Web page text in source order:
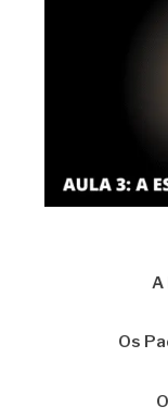
A
Os